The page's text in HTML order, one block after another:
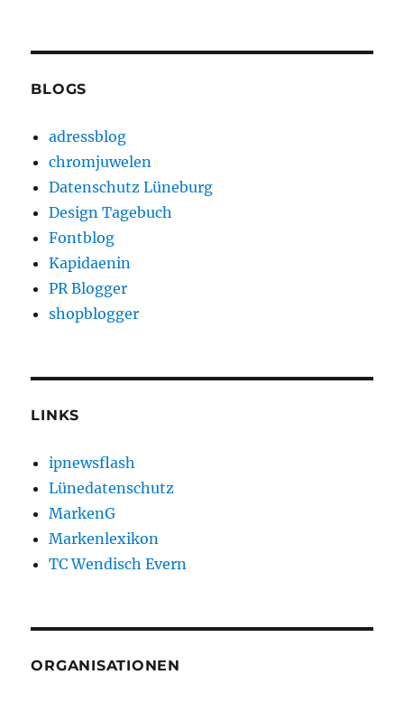
BLOGS
adressblog
chromjuwelen
Datenschutz Lüneburg
Design Tagebuch
Fontblog
Kapidaenin
PR Blogger
shopblogger
LINKS
ipnewsflash
Lünedatenschutz
MarkenG
Markenlexikon
TC Wendisch Evern
ORGANISATIONEN